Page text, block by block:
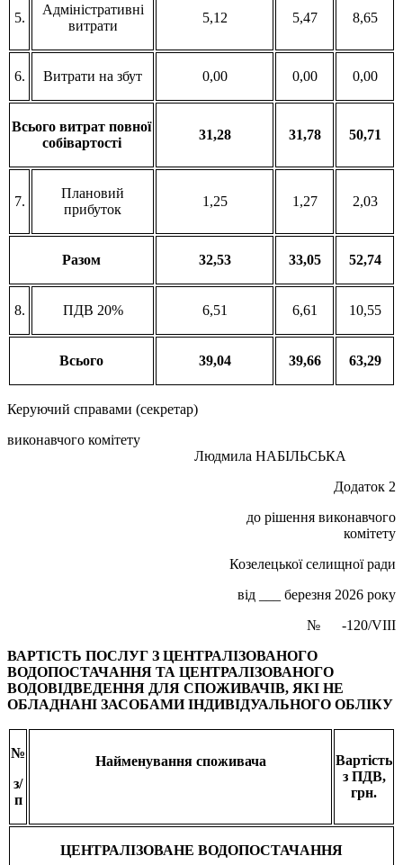
5.
Адміністративні
витрати
5,12 5,47 8,65
6. Витрати на збут 0,00 0,00 0,00
Всього витрат повної
собівартості
31,28 31,78 50,71
7.
Плановий
прибуток
1,25 1,27 2,03
Разом 32,53 33,05 52,74
8. ПДВ 20% 6,51 6,61 10,55
Всього 39,04 39,66 63,29
Керуючий справами (секретар)
виконавчого комітету
Людмила НАБІЛЬСЬКА
Додаток 2
до рішення виконавчого
комітету
Козелецької селищної ради
від ___ березня 2026 року
№ -120/VIII
ВАРТІСТЬ ПОСЛУГ З ЦЕНТРАЛІЗОВАНОГО
ВОДОПОСТАЧАННЯ ТА ЦЕНТРАЛІЗОВАНОГО
ВОДОВІДВЕДЕННЯ ДЛЯ СПОЖИВАЧІВ, ЯКІ НЕ
ОБЛАДНАНІ ЗАСОБАМИ ІНДИВІДУАЛЬНОГО ОБЛІКУ
№
з/
п
Найменування споживача
Вартість
з ПДВ,
грн.
ЦЕНТРАЛІЗОВАНЕ ВОДОПОСТАЧАННЯ